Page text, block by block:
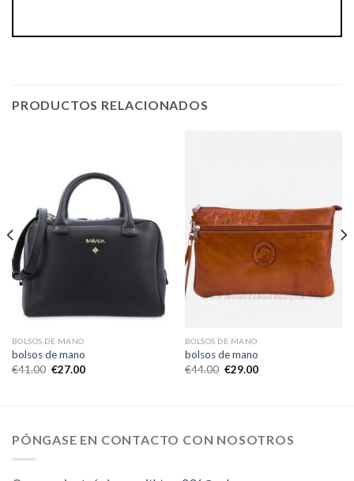
PRODUCTOS RELACIONADOS
BOLSOS DE MANO
bolsos de mano
€41.00 €27.00
BOLSOS DE MANO
bolsos de mano
€44.00 €29.00
PÓNGASE EN CONTACTO CON NOSOTROS